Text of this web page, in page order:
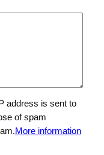
address is sent to
of spam
More information